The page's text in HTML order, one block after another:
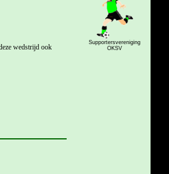
wedstrijd ook
Supportersvereniging
OKSV